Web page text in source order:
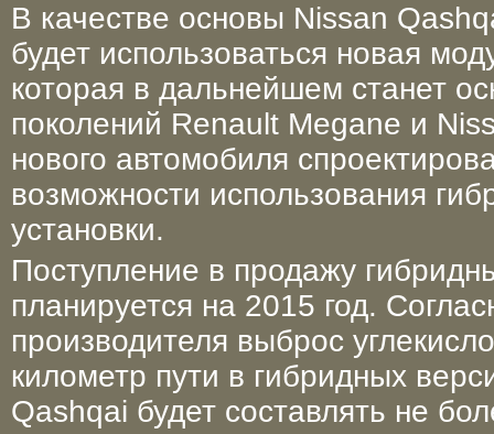
В качестве основы Nissan
будет использоваться новая
которая в дальнейшем станет
поколений Renault Megane и
нового автомобиля
возможности использования
установки.
Поступление в продажу
планируется на 2015 год.
производителя выброс
километр пути в гибридных
Qashqai будет составлять не